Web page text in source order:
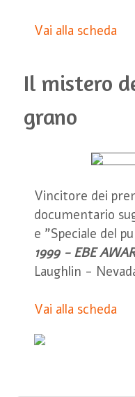
Vai alla scheda
Il mistero
grano
Vincitore dei
documentario
e "Speciale del
1999 - EBE
Laughlin -
Vai alla scheda